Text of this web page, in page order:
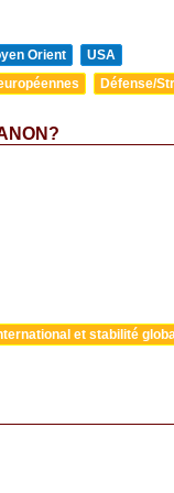
Orient
USA
Défense/
et stabilité